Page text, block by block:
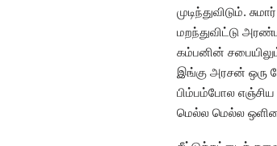
முடிந்துவிடும்.
மறந்துவிட்டு
கம்பனின்
இங்கு அரசன் ஒரு
பிம்பம்போல எஞ்சிய
மெல்ல மெல்ல